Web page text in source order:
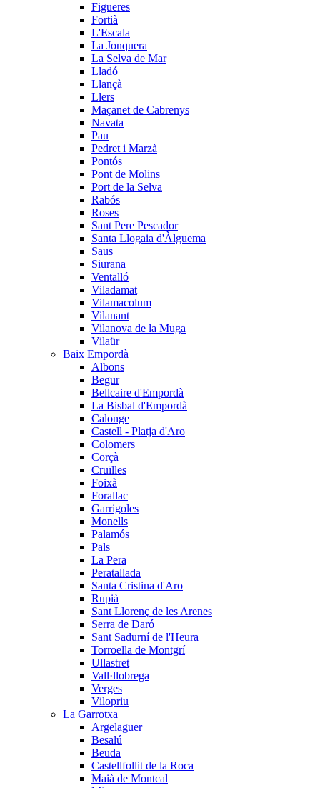
Figueres
Fortià
L'Escala
La Jonquera
La Selva de Mar
Lladó
Llançà
Llers
Maçanet de Cabrenys
Navata
Pau
Pedret i Marzà
Pontós
Pont de Molins
Port de la Selva
Rabós
Roses
Sant Pere Pescador
Santa Llogaia d'Àlguema
Saus
Siurana
Ventalló
Viladamat
Vilamacolum
Vilanant
Vilanova de la Muga
Vilaür
Baix Empordà
Albons
Begur
Bellcaire d'Empordà
La Bisbal d'Empordà
Calonge
Castell - Platja d'Aro
Colomers
Corçà
Cruïlles
Foixà
Forallac
Garrigoles
Monells
Palamós
Pals
La Pera
Peratallada
Santa Cristina d'Aro
Rupià
Sant Llorenç de les Arenes
Serra de Daró
Sant Sadurní de l'Heura
Torroella de Montgrí
Ullastret
Vall·llobrega
Verges
Vilopriu
La Garrotxa
Argelaguer
Besalú
Beuda
Castellfollit de la Roca
Maià de Montcal